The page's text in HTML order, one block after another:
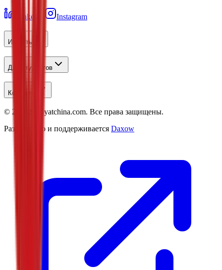
LinkedIn Instagram
Изучить
Для студентов
Контакты
© 2026 Studyatchina.com. Все права защищены.
Разработано и поддерживается Daxow